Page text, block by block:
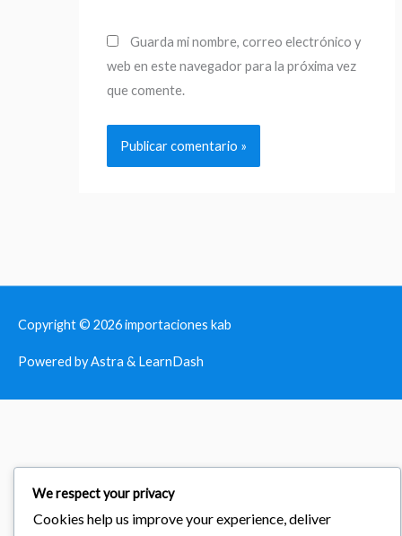
Guarda mi nombre, correo electrónico y
web en este navegador para la próxima vez
que comente.
Copyright © 2026importaciones kab
Powered by Astra & LearnDash
We respect your privacy
Cookies help us improve your experience, deliver